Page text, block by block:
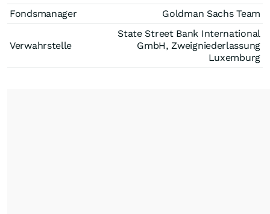
Fondsmanager
Goldman Sachs Team
Verwahrstelle
State Street Bank International
GmbH, Zweigniederlassung
Luxemburg